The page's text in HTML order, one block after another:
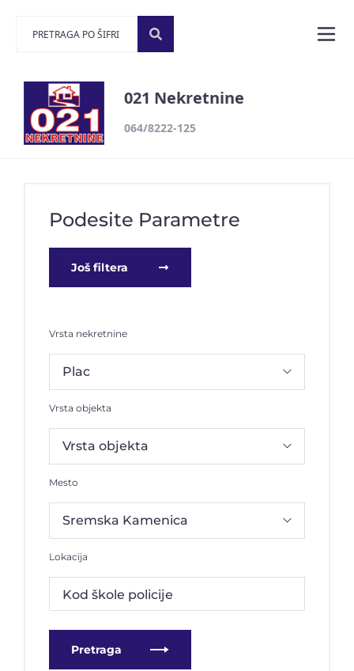
021 Nekretnine
064/8222-125
Podesite Parametre
Još filtera
Vrsta nekretnine
Vrsta objekta
Mesto
Lokacija
Kod škole policije
Pretraga